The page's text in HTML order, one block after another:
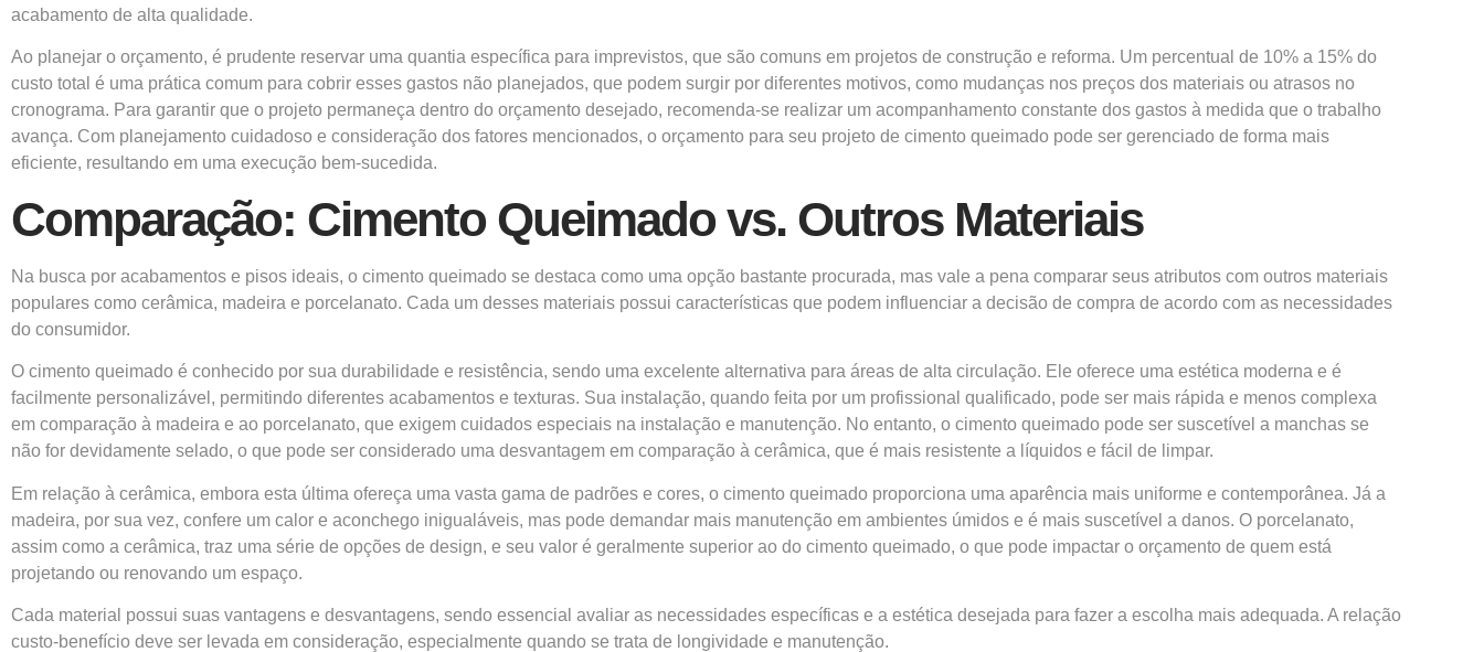
acabamento de alta qualidade.
Ao planejar o orçamento, é prudente reservar uma quantia específica para imprevistos, que são comuns em projetos de construção e reforma. Um percentual de 10% a 15% do
custo total é uma prática comum para cobrir esses gastos não planejados, que podem surgir por diferentes motivos, como mudanças nos preços dos materiais ou atrasos no
cronograma. Para garantir que o projeto permaneça dentro do orçamento desejado, recomenda-se realizar um acompanhamento constante dos gastos à medida que o trabalho
avança. Com planejamento cuidadoso e consideração dos fatores mencionados, o orçamento para seu projeto de cimento queimado pode ser gerenciado de forma mais
eficiente, resultando em uma execução bem-sucedida.
Comparação: Cimento Queimado vs. Outros Materiais
Na busca por acabamentos e pisos ideais, o cimento queimado se destaca como uma opção bastante procurada, mas vale a pena comparar seus atributos com outros materiais
populares como cerâmica, madeira e porcelanato. Cada um desses materiais possui características que podem influenciar a decisão de compra de acordo com as necessidades
do consumidor.
O cimento queimado é conhecido por sua durabilidade e resistência, sendo uma excelente alternativa para áreas de alta circulação. Ele oferece uma estética moderna e é
facilmente personalizável, permitindo diferentes acabamentos e texturas. Sua instalação, quando feita por um profissional qualificado, pode ser mais rápida e menos complexa
em comparação à madeira e ao porcelanato, que exigem cuidados especiais na instalação e manutenção. No entanto, o cimento queimado pode ser suscetível a manchas se
não for devidamente selado, o que pode ser considerado uma desvantagem em comparação à cerâmica, que é mais resistente a líquidos e fácil de limpar.
Em relação à cerâmica, embora esta última ofereça uma vasta gama de padrões e cores, o cimento queimado proporciona uma aparência mais uniforme e contemporânea. Já a
madeira, por sua vez, confere um calor e aconchego inigualáveis, mas pode demandar mais manutenção em ambientes úmidos e é mais suscetível a danos. O porcelanato,
assim como a cerâmica, traz uma série de opções de design, e seu valor é geralmente superior ao do cimento queimado, o que pode impactar o orçamento de quem está
projetando ou renovando um espaço.
Cada material possui suas vantagens e desvantagens, sendo essencial avaliar as necessidades específicas e a estética desejada para fazer a escolha mais adequada. A relação
custo-benefício deve ser levada em consideração, especialmente quando se trata de longividade e manutenção.